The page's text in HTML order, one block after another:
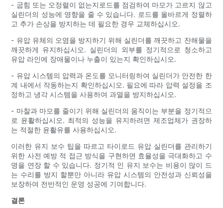
- 굽힘 또는 오정렬이 없는지로드를 점검하여 마모가 고르지 않고
실린더의 성능에 영향을 줄 수 있습니다. 로드를 올바르게 정렬하
고 추가 손상을 방지하는 데 필요한 경우 교체하십시오.
- 유압 유체의 오염을 방지하기 위해 실린더를 깨끗하고 잔해물을
깨끗하게 유지하십시오. 실린더의 외부를 정기적으로 청소하고
유압 라인에 장애물이나 누출이 있는지 확인하십시오.
- 유압 시스템의 압력과 온도를 모니터링하여 실린더가 안전한 한
계 내에서 작동하는지 확인하십시오. 필요에 따라 압력 설정을 조
정하고 냉각 시스템을 사용하여 과열을 방지하십시오.
- 마찰과 마모를 줄이기 위해 실린더의 움직이는 부분을 정기적으
로 윤활하십시오. 최적의 성능을 유지하려면 제조업체가 권장하
는 적절한 윤활유를 사용하십시오.
이러한 유지 보수 팁을 따르고 타이로드 유압 실린더를 관리하기
위한 사전 예방 적 접근 방식을 구현하면 효율성을 극대화하고 수
명을 연장 할 수 있습니다. 정기적 인 유지 보수는 비용이 많이 드
는 수리를 방지 할뿐만 아니라 유압 시스템의 안전성과 신뢰성을
보장하여 전반적인 운영 성공에 기여합니다.
결론